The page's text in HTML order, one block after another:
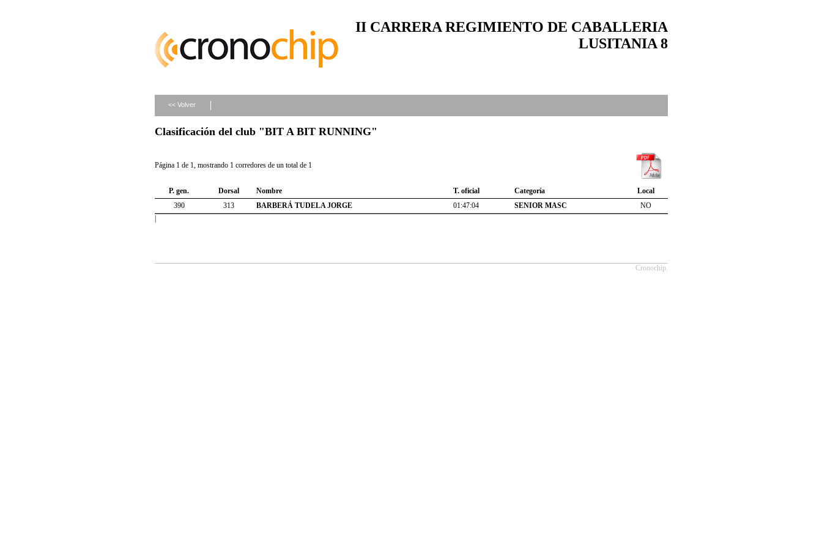
II CARRERA REGIMIENTO DE CABALLERIA
LUSITANIA 8
<< Volver
Clasificación del club "BIT A BIT RUNNING"
Página 1 de 1, mostrando 1 corredores de un total de 1
P. gen. Dorsal Nombre T. oficial Categoría
Local
390
313 BARBERÁ TUDELA JORGE 01:47:04 SENIOR MASC
NO
|
Cronochip.